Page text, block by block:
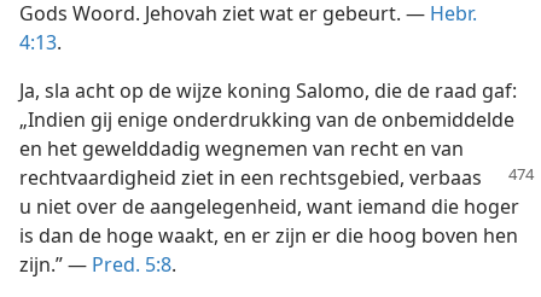
Gods Woord. Jehovah ziet wat er gebeurt. — Hebr.
4:13.
Ja, sla acht op de wijze koning Salomo, die de raad gaf:
„Indien gij enige onderdrukking van de onbemiddelde
en het gewelddadig wegnemen van recht en van
rechtvaardigheid ziet in een rechtsgebied, verbaas
u niet over de aangelegenheid, want iemand die hoger
is dan de hoge waakt, en er zijn er die hoog boven hen
zijn.” — Pred. 5:8.